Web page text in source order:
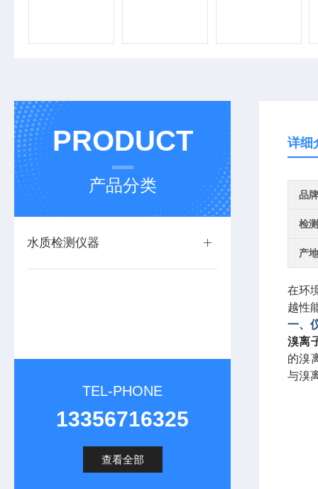
PRODUCT
产品分类
水质检测仪器
TEL-PHONE
13356716325
查看全部
详细
品牌
检
产地
在环
越性
一、
溴离
的溴
与溴